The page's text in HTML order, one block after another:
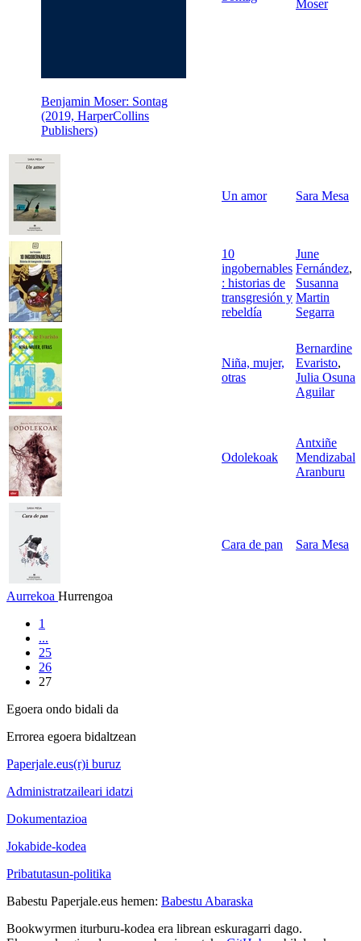
Benjamin Moser: Sontag
(2019, HarperCollins
Publishers)
Moser
Un amor Sara Mesa
10
ingobernables
: historias de
transgresión y
rebeldía
June
Fernández,
Susanna
Martin
Segarra
Niña, mujer,
otras
Bernardine
Evaristo,
Julia Osuna
Aguilar
Odolekoak
Antxiñe
Mendizabal
Aranburu
Cara de pan Sara Mesa
Aurrekoa Hurrengoa
1
...
25
26
27
Egoera ondo bidali da
Errorea egoera bidaltzean
Paperjale.eus(r)i buruz
Administratzaileari idatzi
Dokumentazioa
Jokabide-kodea
Pribatutasun-politika
Babestu Paperjale.eus hemen: Babestu Abaraska
Bookwyrmen iturburu-kodea era librean eskuragarri dago.